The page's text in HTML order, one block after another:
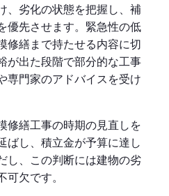
、劣化の状態を把握し、補
優先させます。緊急性の低
修繕まで持たせる内容に切
が出た段階で部分的な工事
専門家のアドバイスを受け
繕工事の時期の見直しを
ばし、積立金が予算に達し
し、この判断には建物の劣
欠です。